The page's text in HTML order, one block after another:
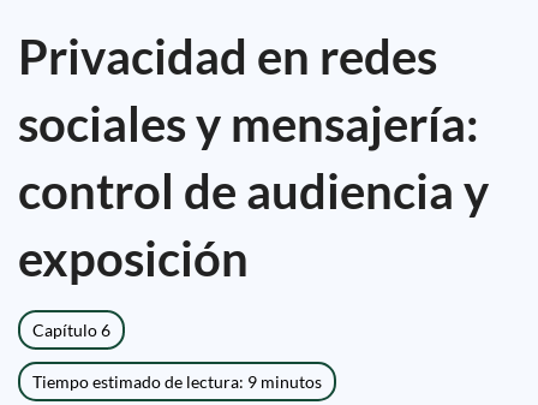
Privacidad en redes
sociales y mensajería:
control de audiencia y
exposición
Capítulo 6
Tiempo estimado de lectura: 9 minutos